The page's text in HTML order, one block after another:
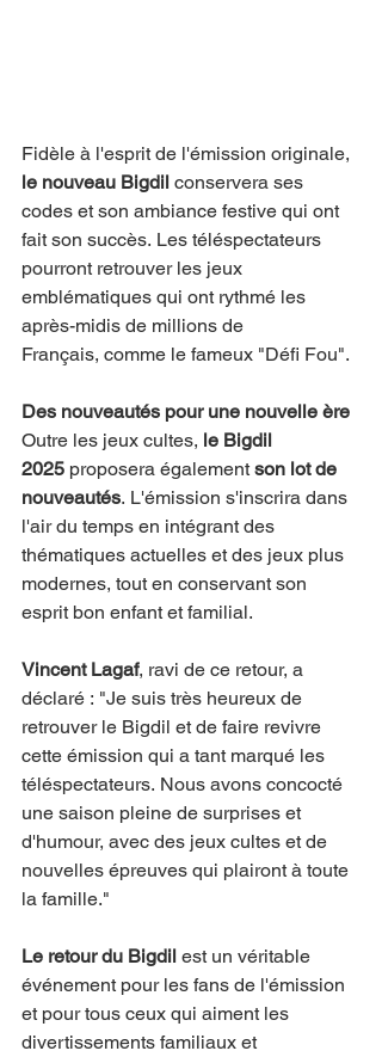
Fidèle à l'esprit de l'émission originale,
le nouveau Bigdil conservera ses
codes et son ambiance festive qui ont
fait son succès. Les téléspectateurs
pourront retrouver les jeux
emblématiques qui ont rythmé les
après-midis de millions de
Français, comme le fameux "Défi Fou".
Des nouveautés pour une nouvelle ère
Outre les jeux cultes, le Bigdil
2025 proposera également son lot de
nouveautés. L'émission s'inscrira dans
l'air du temps en intégrant des
thématiques actuelles et des jeux plus
modernes, tout en conservant son
esprit bon enfant et familial.
Vincent Lagaf, ravi de ce retour, a
déclaré : "Je suis très heureux de
retrouver le Bigdil et de faire revivre
cette émission qui a tant marqué les
téléspectateurs. Nous avons concocté
une saison pleine de surprises et
d'humour, avec des jeux cultes et de
nouvelles épreuves qui plairont à toute
la famille."
Le retour du Bigdil est un véritable
événement pour les fans de l'émission
et pour tous ceux qui aiment les
divertissements familiaux et